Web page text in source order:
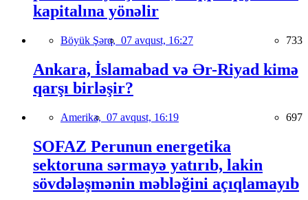
kapitalına yönəlir
Böyük Şərq, 07 avqust, 16:27 733
Ankara, İslamabad və Ər-Riyad kimə
qarşı birləşir?
Amerika, 07 avqust, 16:19 697
SOFAZ Perunun energetika
sektoruna sərmayə yatırıb, lakin
sövdələşmənin məbləğini açıqlamayıb